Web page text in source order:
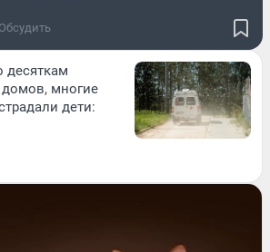
Обсудить
десяткам
многие
дети: